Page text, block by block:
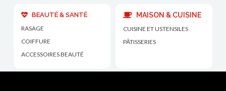
BEAUTÉ & SANTÉ
RASAGE
COIFFURE
ACCESSOIRES BEAUTÉ
MAISON & CUISINE
CUISINE ET USTENSILES
PÂTISSERIES